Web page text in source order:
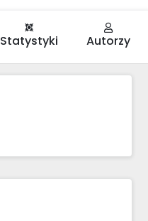
Statystyki Autorzy